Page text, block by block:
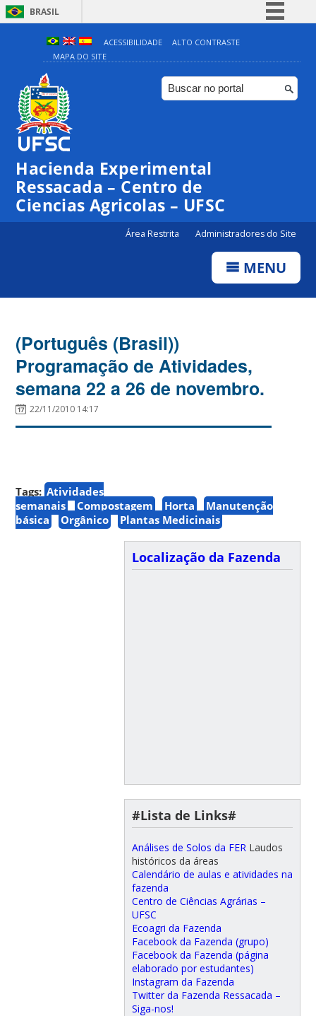
BRASIL
Simplifique!
Comunica BR
Participe
ACESSIBILIDADE
ALTO CONTRASTE
MAPA DO SITE
Hacienda Experimental
Ressacada – Centro de
Ciencias Agricolas – UFSC
Área Restrita Administradores do Site
MENU
(Português (Brasil))
Programação de Atividades,
semana 22 a 26 de novembro.
22/11/2010 14:17
Tags: Atividades
semanais
Compostagem Horta
Manutenção
básica
Orgânico Plantas Medicinais
Localização da Fazenda
#Lista de Links#
Análises de Solos da FER Laudos
históricos da áreas
Calendário de aulas e atividades na
fazenda
Centro de Ciências Agrárias –
UFSC
Ecoagri da Fazenda
Facebook da Fazenda (grupo)
Facebook da Fazenda (página
elaborado por estudantes)
Instagram da Fazenda
Twitter da Fazenda Ressacada –
Siga-nos!